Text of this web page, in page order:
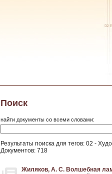
Поиск
найти документы со всеми словами:
Результаты поиска для тегов: 02 -
Документов: 718
Жиляков, А. С. Волшебная